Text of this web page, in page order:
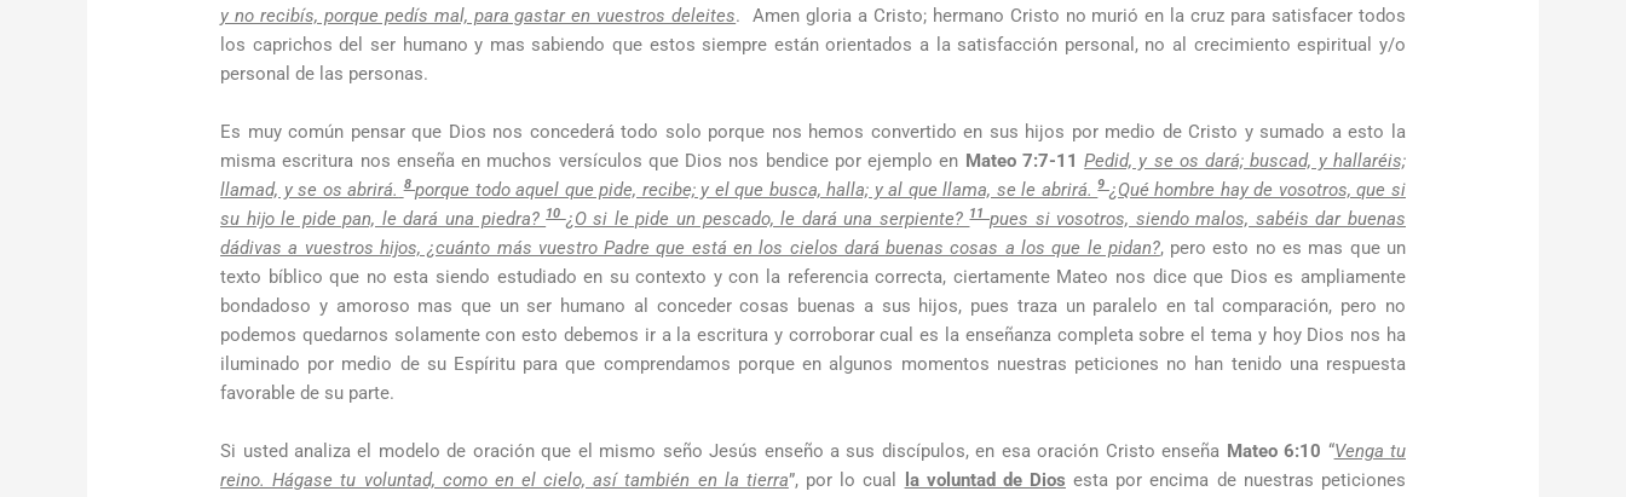
y no recibís, porque pedís mal, para gastar en vuestros deleites. Amen gloria a Cristo; hermano Cristo no murió en la cruz para satisfacer todos
los caprichos del ser humano y mas sabiendo que estos siempre están orientados a la satisfacción personal, no al crecimiento espiritual y/o
personal de las personas.
Es muy común pensar que Dios nos concederá todo solo porque nos hemos convertido en sus hijos por medio de Cristo y sumado a esto la
misma escritura nos enseña en muchos versículos que Dios nos bendice por ejemplo en Mateo 7:7-11 Pedid, y se os dará; buscad, y hallaréis;
llamad, y se os abrirá. 8 porque todo aquel que pide, recibe; y el que busca, halla; y al que llama, se le abrirá.9 ¿Qué hombre hay de vosotros, que si
su hijo le pide pan, le dará una piedra?10 ¿O si le pide un pescado, le dará una serpiente?11 pues si vosotros, siendo malos, sabéis dar buenas
dádivas a vuestros hijos, ¿cuánto más vuestro Padre que está en los cielos dará buenas cosas a los que le pidan?, pero esto no es mas que un
texto bíblico que no esta siendo estudiado en su contexto y con la referencia correcta, ciertamente Mateo nos dice que Dios es ampliamente
bondadoso y amoroso mas que un ser humano al conceder cosas buenas a sus hijos, pues traza un paralelo en tal comparación, pero no
podemos quedarnos solamente con esto debemos ir a la escritura y corroborar cual es la enseñanza completa sobre el tema y hoy Dios nos ha
iluminado por medio de su Espíritu para que comprendamos porque en algunos momentos nuestras peticiones no han tenido una respuesta
favorable de su parte.
Si usted analiza el modelo de oración que el mismo seño Jesús enseño a sus discípulos, en esa oración Cristo enseña Mateo 6:10 “Venga tu
reino. Hágase tu voluntad, como en el cielo, así también en la tierra”, por lo cual la voluntad de Dios esta por encima de nuestras peticiones